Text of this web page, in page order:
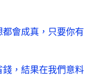
都會成真，只要你有
，結果在我們意料